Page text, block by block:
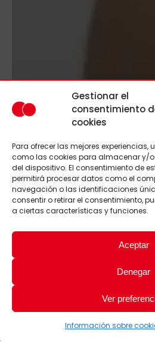
Gestionar el
consentimiento
cookies
Para ofrecer las mejores
como las cookies para almacenar y/
del dispositivo. El consentimiento de
permitirá procesar datos como el
navegación o las identificaciones
consentir o retirar el consentimiento,
a ciertas características y funciones.
Aceptar
Denegar
Ver
Información sobre